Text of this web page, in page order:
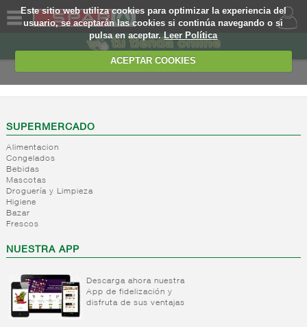
Este sitio web utiliza cookies para optimizar la experiencia del
usuario, se aceptarán las cookies si continúa navegando o si
pulsa en aceptar.Leer Política
ACEPTAR COOKIES
SOMOS
WEB
EJEMPLO
SUPERMERCADO
Alimentacion
Congelados
Bebidas
Mascotas
Droguería y Limpieza
Higiene
Bazar
Frescos
NUESTRA APP
Descarga ahora nuestra
App de fidelización y
disfruta de sus ventajas